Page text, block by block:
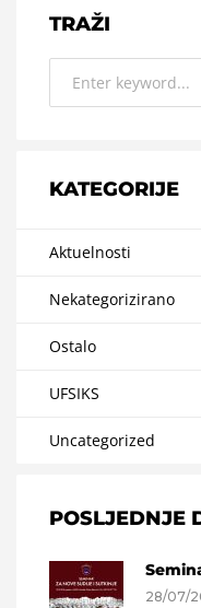
TRAŽI
KATEGORIJE
Aktuelnosti
Nekategorizirano
Ostalo
UFSIKS
Uncategorized
POSLJEDNJE
28/07/